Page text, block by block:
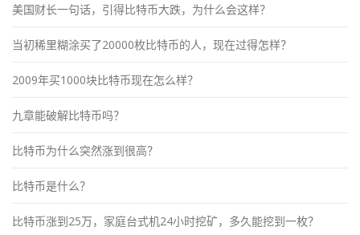
美国财长一句话，引得比特币大跌，为什么会这样？
当初稀里糊涂买了20000枚比特币的人，现在过得怎样？
2009年买1000块比特币现在怎么样？
九章能破解比特币吗？
比特币为什么突然涨到很高？
比特币是什么？
比特币涨到25万，家庭台式机24小时挖矿，多久能挖到一枚？